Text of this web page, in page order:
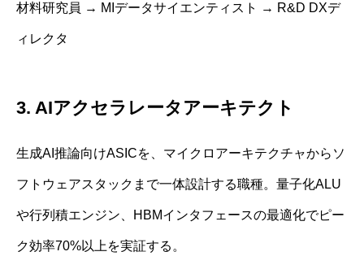
材料研究員 → MIデータサイエンティスト → R&D DXデ
ィレクタ
3. AIアクセラレータアーキテクト
生成AI推論向けASICを、マイクロアーキテクチャからソ
フトウェアスタックまで一体設計する職種。量子化ALU
や行列積エンジン、HBMインタフェースの最適化でピー
ク効率70%以上を実証する。